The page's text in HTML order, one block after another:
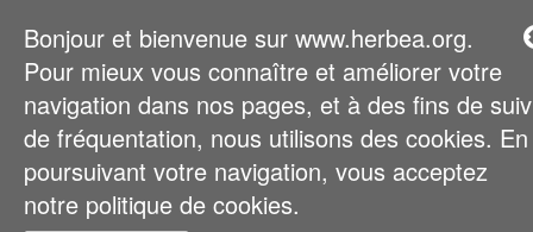
Bonjour et bienvenue sur www.herbea.org.
Pour mieux vous connaître et améliorer votre
navigation dans nos pages, et à des fins de
de fréquentation, nous utilisons des cookies. En
poursuivant votre navigation, vous acceptez
notre politique de cookies.